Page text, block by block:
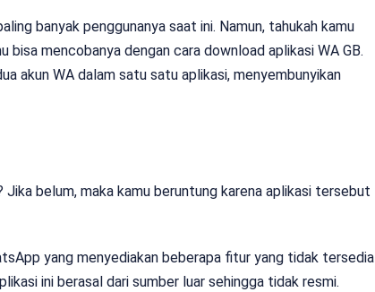
banyak penggunanya saat ini. Namun, tahukah kamu
mencobanya dengan cara download aplikasi WA GB.
akun WA dalam satu satu aplikasi, menyembunyikan
Jika belum, maka kamu beruntung karena aplikasi tersebut
yang menyediakan beberapa fitur yang tidak tersedia
ini berasal dari sumber luar sehingga tidak resmi.